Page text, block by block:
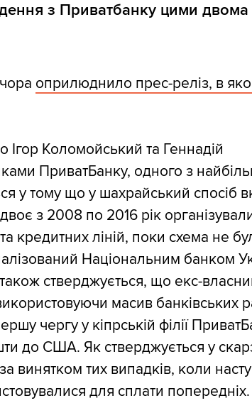
з Приватбанку цими двома
оприлюднило прес-реліз, в
Ігор Коломойський та Геннадій
ПриватБанку, одного з
у тому що у шахрайський спосіб
з 2008 по 2016 рік
кредитних ліній, поки схема не
Національним банком
стверджується, що екс-
масив банківських
чергу у кіпрській філії
до США. Як стверджується у
винятком тих випадків, коли
для сплати попередніх.